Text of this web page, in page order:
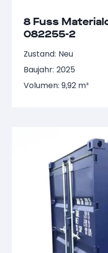
8 Fuss
082255-2
Zustand: Neu
Baujahr: 2025
Volumen: 9,92 m³